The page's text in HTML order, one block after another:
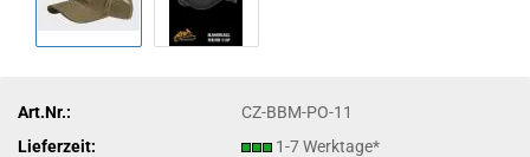
Art.Nr.:
CZ-BBM-PO-11
Lieferzeit:
1-7 Werktage*